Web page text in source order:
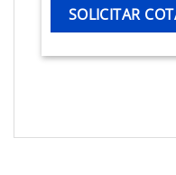
SOLICITAR